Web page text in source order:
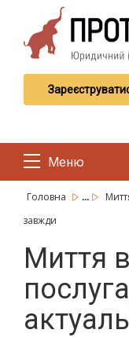
Меню
Головна ...
завжди
Миття